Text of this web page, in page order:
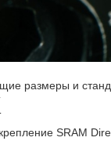
размеры и
SRAM